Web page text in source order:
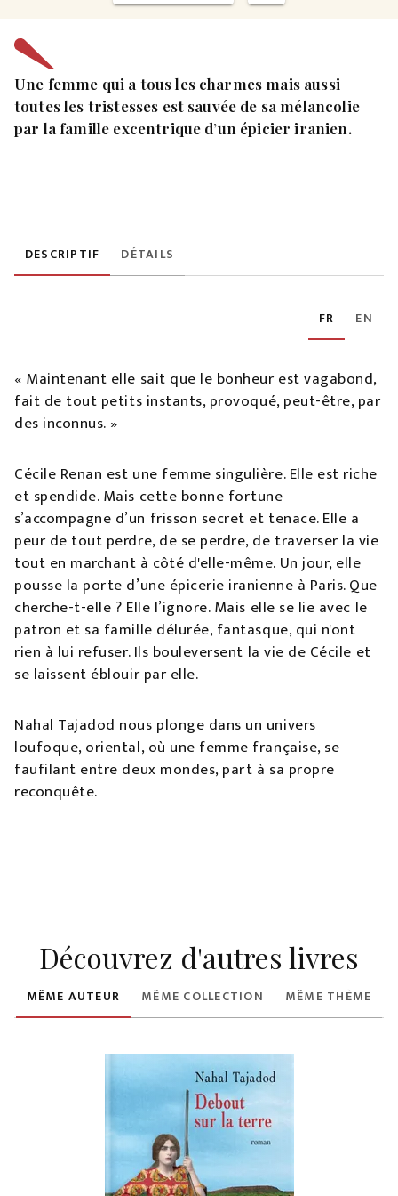
Une femme qui a tous les charmes mais aussi
toutes les tristesses est sauvée de sa mélancolie
par la famille excentrique d’un épicier iranien.
DESCRIPTIF DÉTAILS
FR EN
« Maintenant elle sait que le bonheur est vagabond,
fait de tout petits instants, provoqué, peut-être, par
des inconnus. »
Cécile Renan est une femme singulière. Elle est riche
et spendide. Mais cette bonne fortune
s’accompagne d’un frisson secret et tenace. Elle a
peur de tout perdre, de se perdre, de traverser la vie
tout en marchant à côté d'elle-même. Un jour, elle
pousse la porte d’une épicerie iranienne à Paris. Que
cherche-t-elle ? Elle l’ignore. Mais elle se lie avec le
patron et sa famille délurée, fantasque, qui n'ont
rien à lui refuser. Ils bouleversent la vie de Cécile et
se laissent éblouir par elle.
Nahal Tajadod nous plonge dans un univers
loufoque, oriental, où une femme française, se
faufilant entre deux mondes, part à sa propre
reconquête.
Découvrez d'autres livres
MÊME AUTEUR MÊME COLLECTION MÊME THÈME